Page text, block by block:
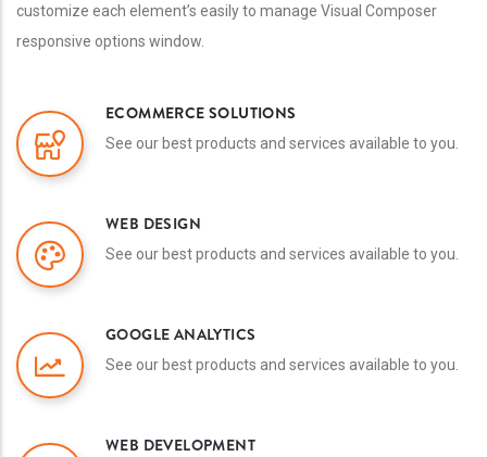
customize each element’s easily to manage Visual Composer
responsive options window.
ECOMMERCE SOLUTIONS
See our best products and services available to you.
WEB DESIGN
See our best products and services available to you.
GOOGLE ANALYTICS
See our best products and services available to you.
WEB DEVELOPMENT